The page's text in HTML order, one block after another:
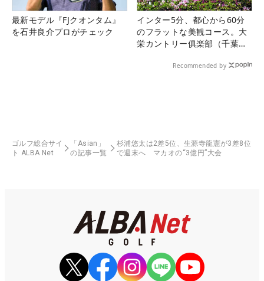
最新モデル『FJクオンタム』
を石井良介プロがチェック
インター5分、都心から60分
のフラットな美観コース。大
栄カントリー俱楽部（千葉
Recommended by
ゴルフ総合サイ
ト ALBA Net
「Asian」
の記事一覧
杉浦悠太は2差5位、生源寺龍憲が3差8位
で週末へ マカオの“3億円”大会